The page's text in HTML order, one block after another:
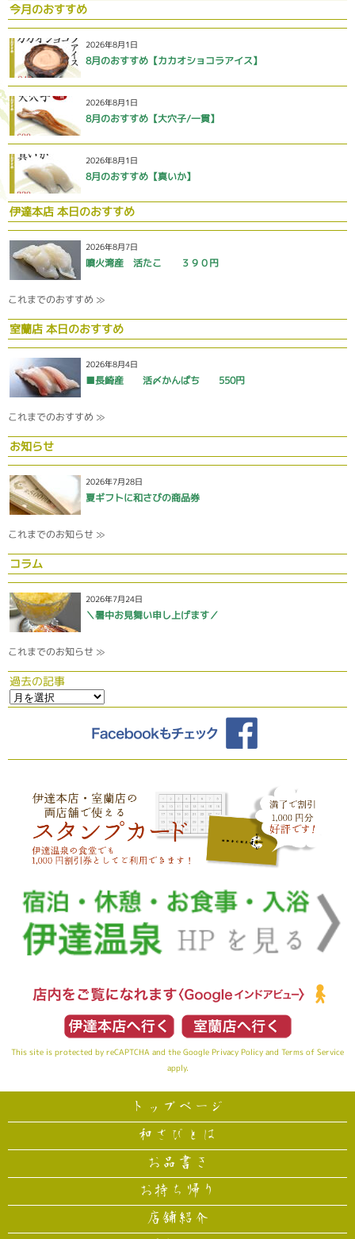
今月のおすすめ
2026年8月1日
8月のおすすめ【カカオショコラアイス】
2026年8月1日
8月のおすすめ【大穴子/一貫】
2026年8月1日
8月のおすすめ【真いか】
伊達本店 本日のおすすめ
2026年8月7日
噴火湾産 活たこ ３９０円
これまでのおすすめ ≫
室蘭店 本日のおすすめ
2026年8月4日
■長崎産 活〆かんぱち 550円
これまでのおすすめ ≫
お知らせ
2026年7月28日
夏ギフトに和さびの商品券
これまでのお知らせ ≫
コラム
2026年7月24日
＼暑中お見舞い申し上げます／
これまでのお知らせ ≫
過去の記事
This site is protected by reCAPTCHA and the Google Privacy Policy and Terms of Service
apply.
トップページ
和さびとは
お品書き
お持ち帰り
店舗紹介